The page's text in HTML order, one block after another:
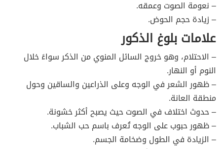
– نعومة الصوت وعمقه.
– زيادة حجم الحوض.
علامات بلوغ الذكور
– الاحتلام، وهو خروج السائل المنوي من الذكر سواءً خلال
النوم أو النهار.
– ظهور الشعر في الوجه وعلى الذراعين والساقين وحول
منطقة العانة.
– حدوث اختلاف في الصوت حيث يصبح أكثر خشونة.
– ظهور حبوب على الوجه تُعرف باسم حب الشباب.
– الزيادة في الطول وضخامة الجسم.